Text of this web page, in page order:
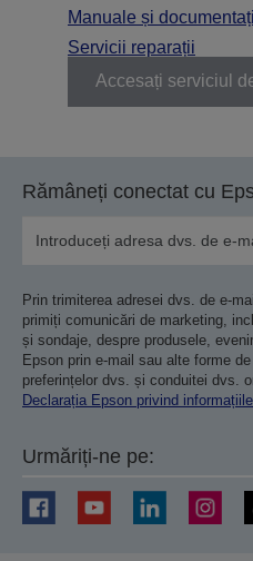
Manuale și
Servicii reparații
Accesați serviciul
Rămâneți conectat cu
Prin trimiterea adresei dvs. de e-
primiți comunicări de marketing,
și sondaje, despre produsele,
Epson prin e-mail sau alte forme
preferințelor dvs. și conduitei dvs.
Declarația Epson privind
Urmăriți-ne pe: